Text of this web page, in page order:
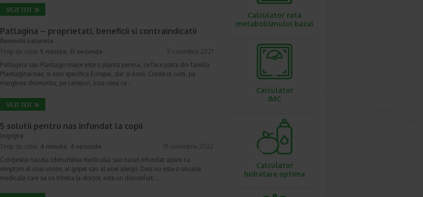
Patlagina – proprietati, beneficii si contraindicatii
Remedii naturiste
Timp de citire: 5 minute, 17 secunde
9 noiembrie 2021
Patlagina sau Plantago major este o planta perena, ce face parte din familia
Plantaginaceae, si este specifica Europei, dar si Asiei. Creste in curti, pe
marginea drumurilor, pe campuri, insa ceea ce…
5 solutii pentru nas infundat la copii
Ingrijire
Timp de citire: 4 minute, 4 secunde
15 noiembrie 2022
Congestia nazala (denumirea medicala) sau nasul infundat apare ca
simptom al unei viroze, al gripei sau al unei alergii. Desi nu este o situatie
medicala care sa va trimita la doctor, este un disconfort…
Calculator rata
metabolismului bazal
Calculator
IMC
Calculator
hidratare optima